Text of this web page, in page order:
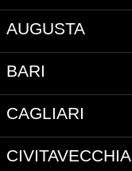
AUGUSTA
BARI
CAGLIARI
CIVITAVECCHIA